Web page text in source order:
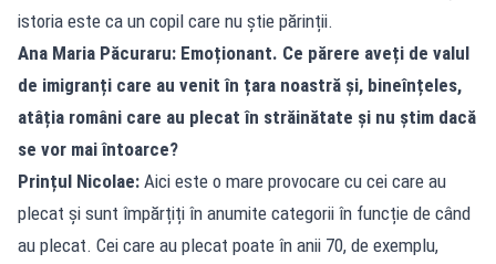
istoria este ca un copil care nu știe părinții.
Ana Maria Păcuraru: Emoționant. Ce părere aveți de valul
de imigranți care au venit în țara noastră și, bineînțeles,
atâția români care au plecat în străinătate și nu știm dacă
se vor mai întoarce?
Prințul Nicolae: Aici este o mare provocare cu cei care au
plecat și sunt împărțiți în anumite categorii în funcție de când
au plecat. Cei care au plecat poate în anii 70, de exemplu,